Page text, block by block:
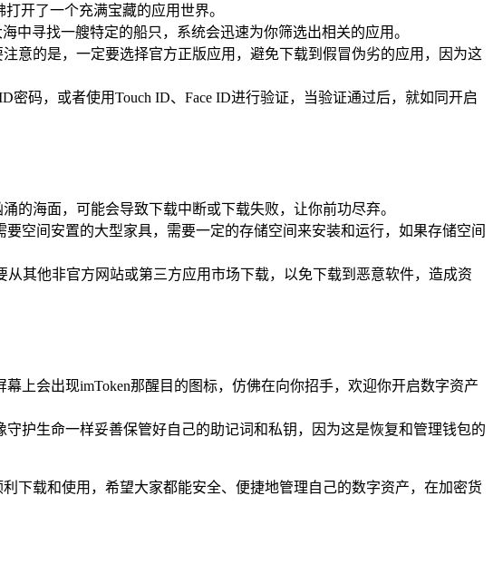
开了一个充满宝藏的应用世界。
中寻找一艘特定的船只，系统会迅速为你筛选出相关的应用。
意的是，一定要选择官方正版应用，避免下载到假冒伪劣的应用，因为这
码，或者使用Touch ID、Face ID进行验证，当验证通过后，就如同开启
的海面，可能会导致下载中断或下载失败，让你前功尽弃。
空间安置的大型家具，需要一定的存储空间来安装和运行，如果存储空间
其他非官方网站或第三方应用市场下载，以免下载到恶意软件，造成资
上会出现imToken那醒目的图标，仿佛在向你招手，欢迎你开启数字资产
护生命一样妥善保管好自己的助记词和私钥，因为这是恢复和管理钱包的
下载和使用，希望大家都能安全、便捷地管理自己的数字资产，在加密货